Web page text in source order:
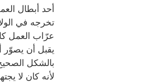
أحد أبطال
تخرجه في
عرّاب العمل
يقبل أن يصوّر
بالشكل
لأنه كان لا